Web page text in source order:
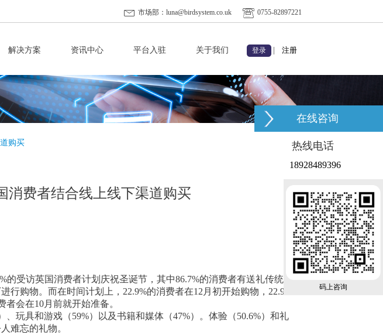
市场部：luna@birdsystem.co.uk 0755-82897221
解决方案 资讯中心 平台入驻 关于我们 登录 注册
购买
消费者结合线上线下渠道购买
受访英国消费者计划庆祝圣诞节，其中86.7%的消费者有送礼传统。
购物。而在时间计划上，22.9%的消费者在12月初开始购物，22.9%
者会在10月前就开始准备。
玩具和游戏（59%）以及书籍和媒体（47%）。体验（50.6%）和礼
难忘的礼物。
在线咨询
热线电话
18928489396
码上咨询